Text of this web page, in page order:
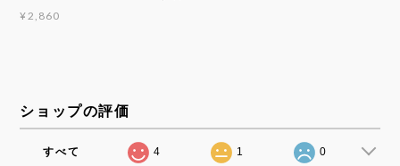
¥2,860
ショップの評価
すべて 4 1 0